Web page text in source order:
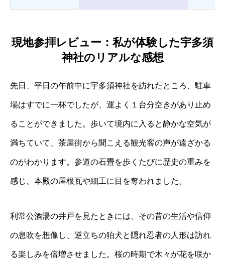
現地参拝レビュー：私が体験した宇多須
神社のリアルな感想
先日、平日の午前中に宇多須神社を訪れたところ、駐車
場はすでに一杯でしたが、運よく１台分空きがあり止め
ることができました。歩いて境内に入ると静かな空気が
満ちていて、茶屋街から聞こえる観光客の声が遠ざかる
のがわかります。参道の石畳を歩くたびに歴史の重みを
感じ、本殿の屋根瓦や細工に目を奪われました。
利常公酒湯の井戸を見たときには、その昔の生活や信仰
の息吹を想像し、逆立ちの狛犬と隠れ忍者の人形は訪れ
る楽しみを倍増させました。桜の時期で木々が花を咲か